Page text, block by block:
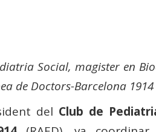
Social, magister en
de Doctors-Barcelona 1914
del Club de